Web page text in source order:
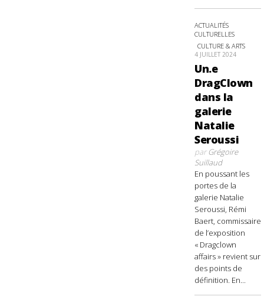
ACTUALITÉS
CULTURELLES
CULTURE & ARTS
4 JUILLET 2024
Un.e
DragClown
dans la
galerie
Natalie
Seroussi
parGrégoire
Suillaud
En poussant les
portes de la
galerie Natalie
Seroussi, Rémi
Baert, commissaire
de l’exposition
« Dragclown
affairs » revient sur
des points de
définition. En...